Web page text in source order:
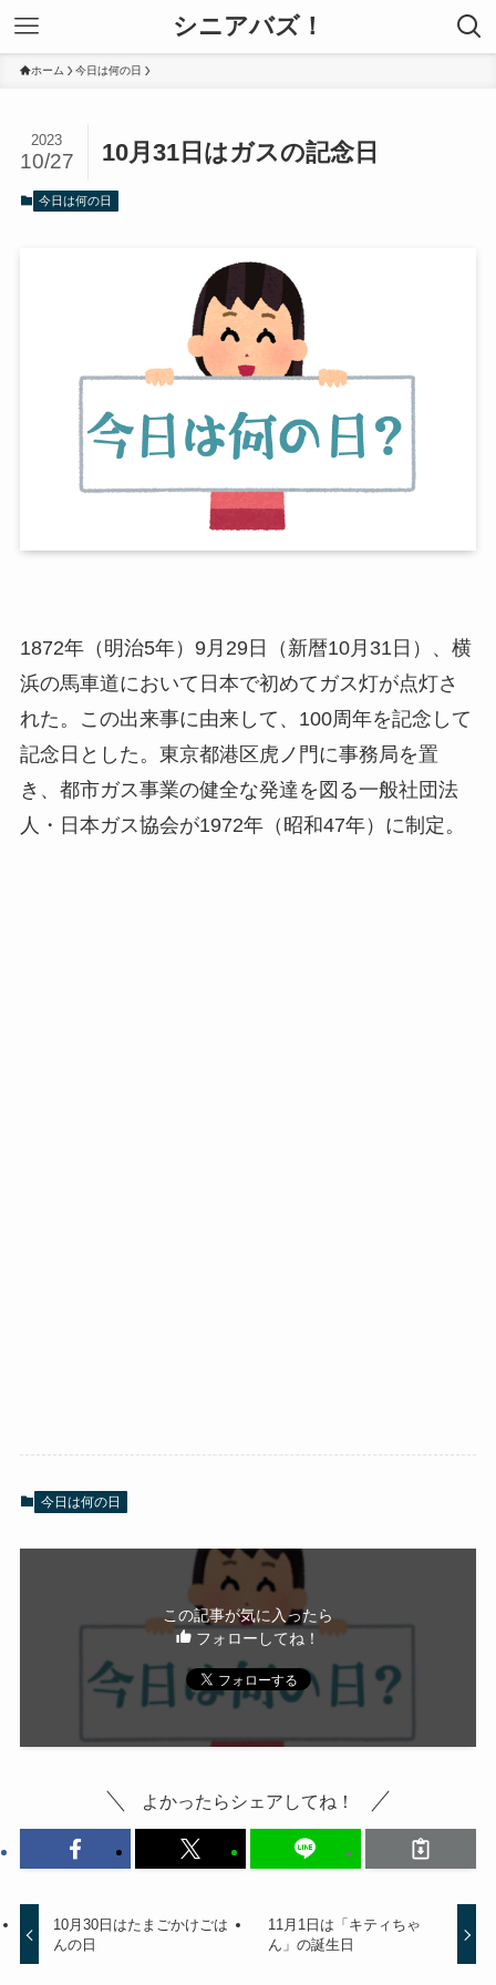
シニアバズ！
ホーム 今日は何の日
10月31日はガスの記念日
2023
10/27
今日は何の日
1872年（明治5年）9月29日（新暦10月31日）、横
浜の馬車道において日本で初めてガス灯が点灯さ
れた。この出来事に由来して、100周年を記念して
記念日とした。東京都港区虎ノ門に事務局を置
き、都市ガス事業の健全な発達を図る一般社団法
人・日本ガス協会が1972年（昭和47年）に制定。
今日は何の日
この記事が気に入ったら
フォローしてね！
よかったらシェアしてね！
10月30日はたまごかけごは
んの日
11月1日は「キティちゃ
ん」の誕生日